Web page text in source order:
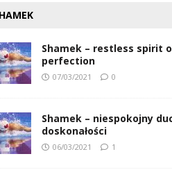
Shamek – restless spirit
perfection
07/03/2021 0
Shamek – niespokojny
doskonałości
06/03/2021 1